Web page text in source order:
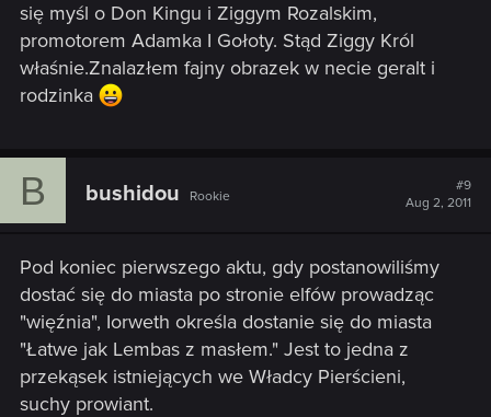
się myśl o Don Kingu i Ziggym Rozalskim,
promotorem Adamka I Gołoty. Stąd Ziggy Król
właśnie.Znalazłem fajny obrazek w necie geralt i
rodzinka
B bushidou Rookie
#9
Aug 2, 2011
Pod koniec pierwszego aktu, gdy postanowiliśmy
dostać się do miasta po stronie elfów prowadząc
"więźnia", Iorweth określa dostanie się do miasta
"Łatwe jak Lembas z masłem." Jest to jedna z
przekąsek istniejących we Władcy Pierścieni,
suchy prowiant.